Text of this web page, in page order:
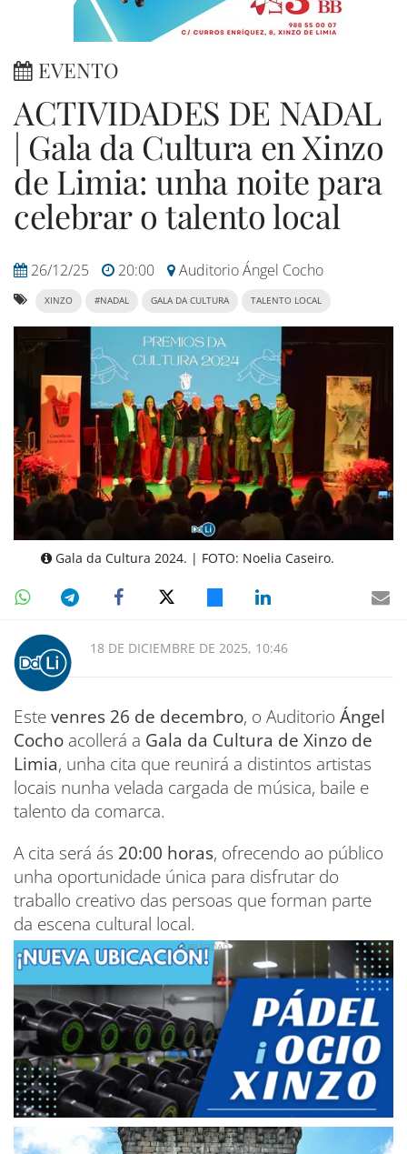
EVENTO
ACTIVIDADES DE NADAL
| Gala da Cultura en Xinzo
de Limia: unha noite para
celebrar o talento local
26/12/25 20:00 Auditorio Ángel Cocho
XINZO #NADAL GALA DA CULTURA TALENTO LOCAL
Gala da Cultura 2024. | FOTO: Noelia Caseiro.
18 DE DICIEMBRE DE 2025, 10:46
Estevenres 26 de decembro, o Auditorio Ángel
Cocho acollerá a Gala da Cultura de Xinzo de
Limia, unha cita que reunirá a distintos artistas
locais nunha velada cargada de música, baile e
talento da comarca.
A cita será ás 20:00 horas, ofrecendo ao público
unha oportunidade única para disfrutar do
traballo creativo das persoas que forman parte
da escena cultural local.